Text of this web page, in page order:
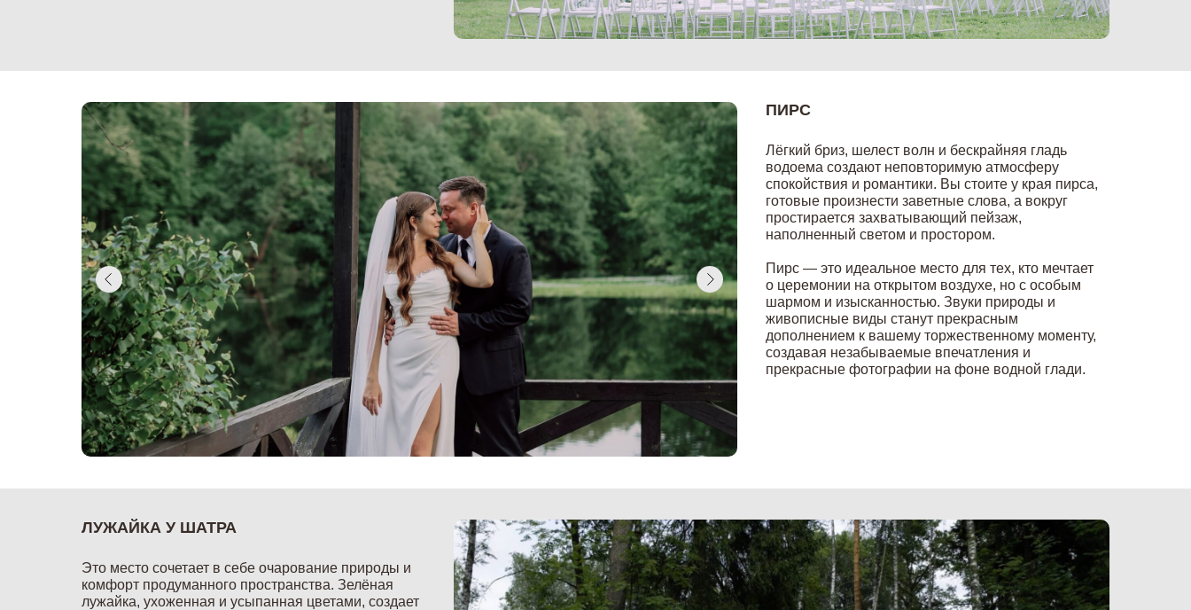
Лёгкий бриз, шелест волн и бескрайняя гладь
водоема создают неповторимую атмосферу
спокойствия и романтики. Вы стоите у края пирса,
готовые произнести заветные слова, а вокруг
простирается захватывающий пейзаж,
наполненный светом и простором.
Пирс — это идеальное место для тех, кто мечтает
о церемонии на открытом воздухе, но с особым
шармом и изысканностью. Звуки природы и
живописные виды станут прекрасным
дополнением к вашему торжественному моменту,
создавая незабываемые впечатления и
прекрасные фотографии на фоне водной глади.
ПИРС
Это место сочетает в себе очарование природы и
комфорт продуманного пространства. Зелёная
лужайка, ухоженная и усыпанная цветами, создает
ЛУЖАЙКА У ШАТРА